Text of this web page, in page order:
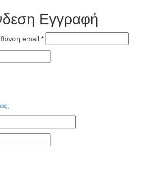
Εγγραφή
email *